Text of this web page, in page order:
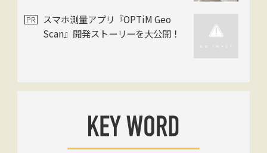
スマホ測量アプリ『OPTiM Geo
Scan』開発ストーリーを大公開！